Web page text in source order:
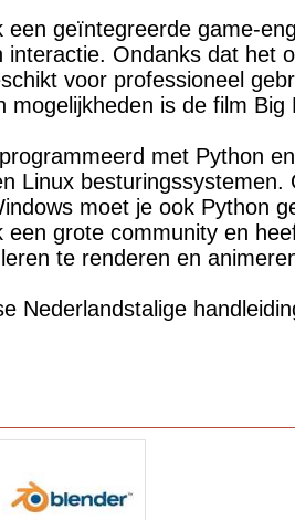
een geïntegreerde game-
interactie. Ondanks dat het
voor professioneel
mogelijkheden is de film Big
met Python
Linux besturingssystemen.
moet je ook Python
een grote community en
te renderen en
Nederlandstalige